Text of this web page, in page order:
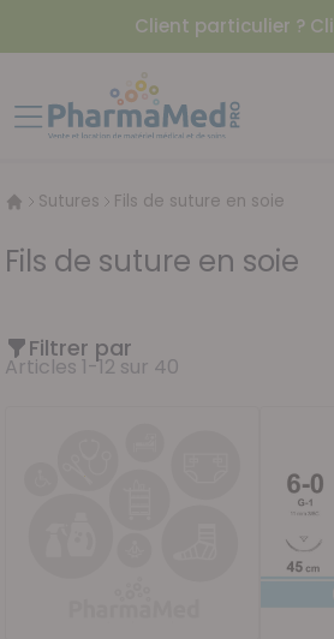
Client particulier ?
Affichage navigation
Sutures Fils de suture en soie
Fils de suture en soie
Articles 1-12 sur 40
Filtrer par